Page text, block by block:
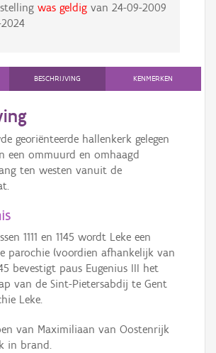
was geldigvan 24-09-2009
BESCHRIJVING KENMERKEN
georiënteerde hallenkerk gelegen
een ommuurd en omhaagd
ten westen vanuit de
1111 en 1145 wordt Leke een
parochie (voordien afhankelijk van
bevestigt paus Eugenius III het
van de Sint-Pietersabdij te Gent
Leke.
van Maximiliaan van Oostenrijk
in brand.